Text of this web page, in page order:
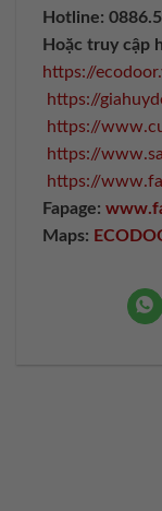
Hotline:
Hoặc truy cập
https://
https://
https://
https://
https://
Fapage:
Maps: